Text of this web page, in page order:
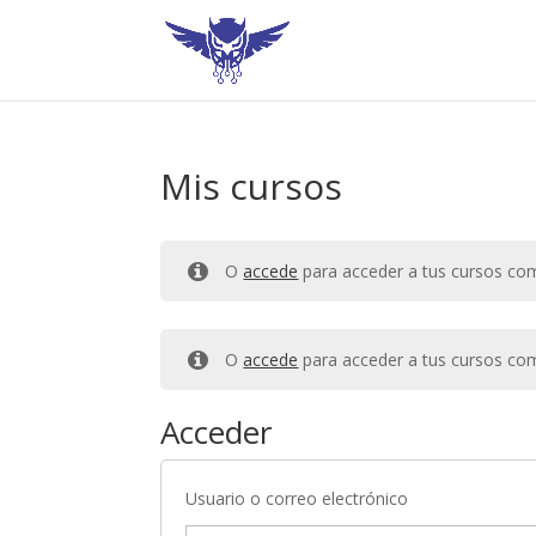
Mis cursos
Oaccede para acceder a tus cursos
Oaccede para acceder a tus cursos
Acceder
Usuario o correo electrónico